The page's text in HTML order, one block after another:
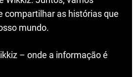
compartilhar as histórias que
mundo.
– onde a informação é